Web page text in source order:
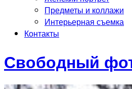
Предметы и коллажи
Интерьерная съемка
Контакты
Свободный